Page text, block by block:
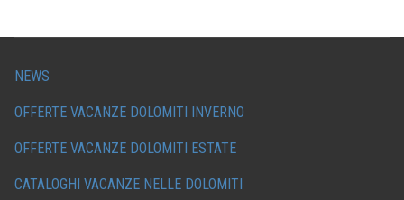
NEWS
OFFERTE VACANZE DOLOMITI INVERNO
OFFERTE VACANZE DOLOMITI ESTATE
CATALOGHI VACANZE NELLE DOLOMITI